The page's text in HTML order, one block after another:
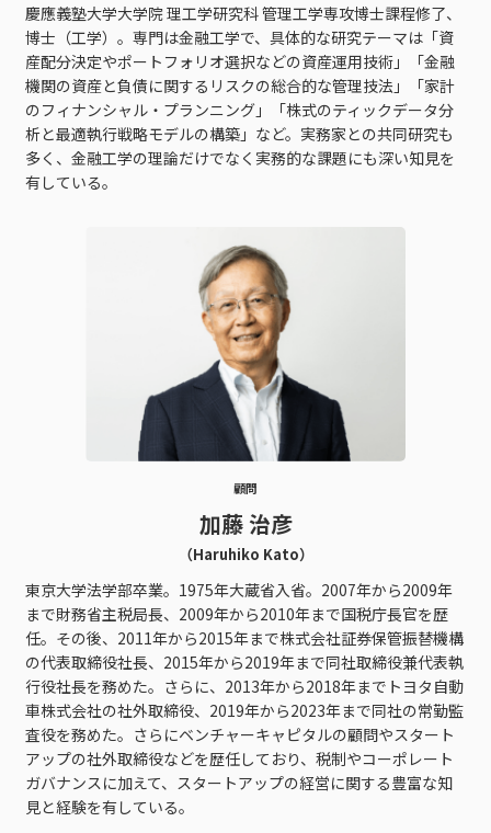
慶應義塾大学大学院 理工学研究科 管理工学専攻博士課程修了、
博士（工学）。専門は金融工学で、具体的な研究テーマは「資
産配分決定やポートフォリオ選択などの資産運用技術」「金融
機関の資産と負債に関するリスクの総合的な管理技法」「家計
のフィナンシャル・プランニング」「株式のティックデータ分
析と最適執行戦略モデルの構築」など。実務家との共同研究も
多く、金融工学の理論だけでなく実務的な課題にも深い知見を
有している。
顧問
加藤 治彦
（Haruhiko Kato）
東京大学法学部卒業。1975年大蔵省入省。2007年から2009年
まで財務省主税局長、2009年から2010年まで国税庁長官を歴
任。その後、2011年から2015年まで株式会社証券保管振替機構
の代表取締役社長、2015年から2019年まで同社取締役兼代表執
行役社長を務めた。さらに、2013年から2018年までトヨタ自動
車株式会社の社外取締役、2019年から2023年まで同社の常勤監
査役を務めた。さらにベンチャーキャピタルの顧問やスタート
アップの社外取締役などを歴任しており、税制やコーポレート
ガバナンスに加えて、スタートアップの経営に関する豊富な知
見と経験を有している。